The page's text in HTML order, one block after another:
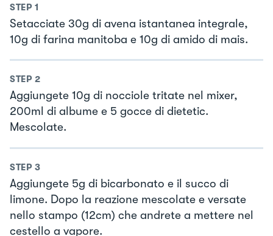
STEP 1
Setacciate 30g di avena istantanea integrale,
10g di farina manitoba e 10g di amido di mais.
STEP 2
Aggiungete 10g di nocciole tritate nel mixer,
200ml di albume e 5 gocce di dietetic.
Mescolate.
STEP 3
Aggiungete 5g di bicarbonato e il succo di
limone. Dopo la reazione mescolate e versate
nello stampo (12cm) che andrete a mettere nel
cestello a vapore.